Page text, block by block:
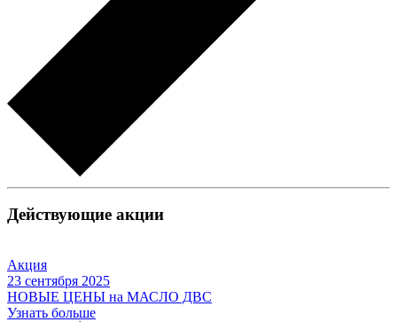
Действующие акции
Акция
23 сентября 2025
НОВЫЕ ЦЕНЫ на МАСЛО ДВС
Узнать больше